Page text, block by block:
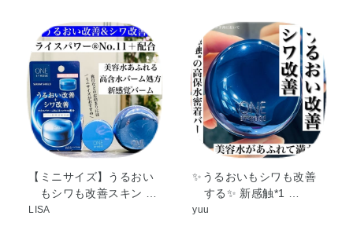
●より効果的な使用方法は をご確認ください
よくあるご質問
Q.『 ワンバイコーセー』の商品を複数品併用する場合、ど
のような使用順番になりますか？
A. 商品の使用順はこちら >>
カロウ、シクロヘキサンジカルボン酸ビスエトキシジグリ
コール、シロキクラゲ多糖体、スクワラン、塩化ナトリウ
ム、高融点マイクロクリスタリンワックス、フェノキシエ
タノール、メチルパラベン、香料、カラメル
※；有効成分 無印；その他の成分
【ミニサイズ】うるおい
もシワも改善スキン …
LISA
✨うるおいもシワも改善
する✨ 新感触*1 …
yuu